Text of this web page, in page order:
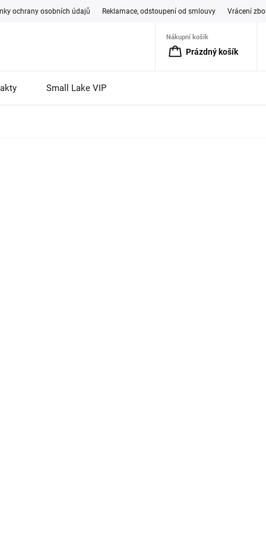
ochrany osobních údajů Reklamace, odstoupení od smlouvy Vrácení
Nákupní košík
Prázdný košík
Small Lake VIP